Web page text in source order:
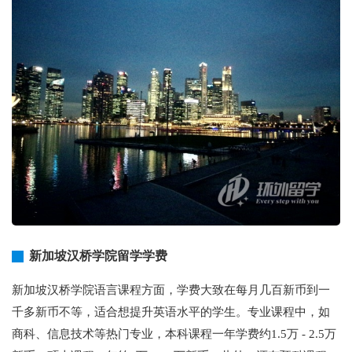
新加坡汉桥学院留学学费
新加坡汉桥学院语言课程方面，学费大致在每月几百新币到一
千多新币不等，适合想提升英语水平的学生。专业课程中，如
商科、信息技术等热门专业，本科课程一年学费约1.5万 - 2.5万